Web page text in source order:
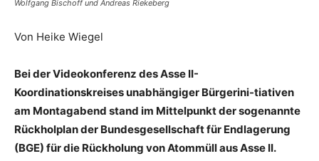
Wolfgang Bischoff und Andreas Riekeberg
Von Heike Wiegel
Bei der Videokonferenz des Asse II-
Koordinationskreises unabhängiger Bürgerini-tiativen
am Montagabend stand im Mittelpunkt der sogenannte
Rückholplan der Bundesgesellschaft für Endlagerung
(BGE) für die Rückholung von Atommüll aus Asse II.